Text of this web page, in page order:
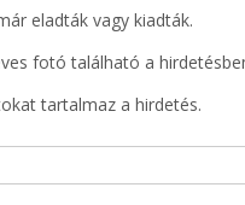
eladták vagy kiadták.
fotó található a
tartalmaz a hirdetés.